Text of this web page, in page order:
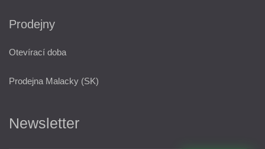
Prodejny
Otevírací doba
Prodejna Malacky (SK)
Newsletter